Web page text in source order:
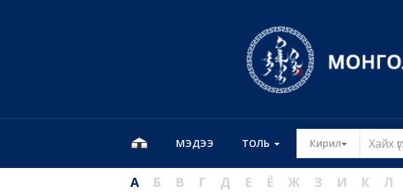
МЭДЭЭ ТОЛЬ Кирил Toggle
А Б В Г Д Е Ё Ж З И К Л